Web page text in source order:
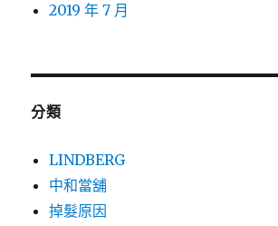
2019 年 7 月
分類
LINDBERG
中和當舖
掉髮原因